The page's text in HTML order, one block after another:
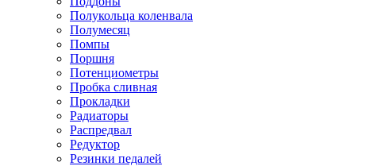
Полукольца коленвала
Полумесяц
Помпы
Поршня
Потенциометры
Пробка сливная
Прокладки
Радиаторы
Распредвал
Редуктор
Резинки педалей